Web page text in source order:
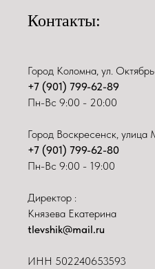
Контакты:
Город Коломна, ул.
+7 (901) 799-62-89
Пн-Вс 9:00 - 20:00
Город Воскресенск, улица
+7 (901) 799-62-80
Пн-Вс 9:00 - 19:00
Директор :
Князева Екатерина
tlevshik@mail.ru
ИНН 502240653593